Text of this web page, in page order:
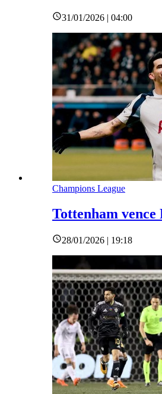
31/01/2026 | 04:00
Champions League
Tottenham
28/01/2026 | 19:18